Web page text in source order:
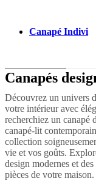
Canapé Indivi
Canapés
Découvrez un univers
votre intérieur avec
recherchiez un canapé
canapé-lit
collection
vie et vos goûts.
design modernes et
pièces de votre maison.